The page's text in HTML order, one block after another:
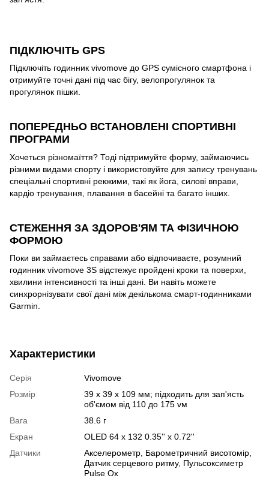
ПІДКЛЮЧІТЬ GPS
Підключіть годинник vivomove до GPS сумісного смартфона і
отримуйте точні дані під час бігу, велопрогулянок та
прогулянок пішки.
ПОПЕРЕДНЬО ВСТАНОВЛЕНІ СПОРТИВНІ
ПРОГРАМИ
Хочеться різномаїття? Тоді підтримуйте форму, займаючись
різними видами спорту і використовуйте для запису тренувань
спеціальні спортивні рекжими, такі як йога, силові вправи,
кардіо тренування, плавання в басейні та багато інших.
СТЕЖЕННЯ ЗА ЗДОРОВ'ЯМ ТА ФІЗИЧНОЮ
ФОРМОЮ
Поки ви займаєтесь справами або відпочиваєте, розумний
годинник vívomove 3S відстежує пройдені кроки та поверхи,
хвилини інтенсивності та інші дані. Ви навіть можете
синхрорнізувати свої дані між декількома смарт-годинниками
Garmin.
Характеристики
Серія
Vivomove
Розмір
39 x 39 x 109 мм; підходить для зап'ясть
об'ємом від 110 до 175 vм
Вага
38.6 г
Екран
OLED 64 x 132 0.35'' x 0.72''
Датчики
Акселерометр, Барометричний висотомір,
Датчик серцевого ритму, Пульсоксиметр
Pulse Ox